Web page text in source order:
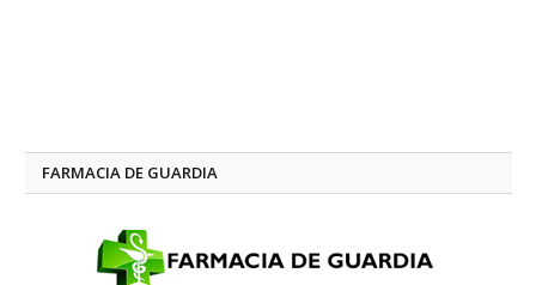
FARMACIA DE GUARDIA